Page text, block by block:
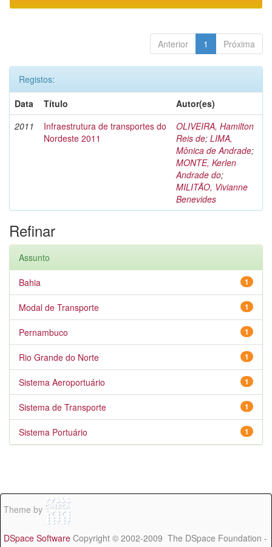
Anterior 1 Próxima
Registos:
Data
Título
Autor(es)
2011
Infraestrutura de transportes do
Nordeste 2011
OLIVEIRA, Hamilton
Reis de; LIMA,
Mônica de Andrade;
MONTE, Kerlen
Andrade do;
MILITÃO, Vivianne
Benevides
Refinar
Assunto
1
Bahia
1
Modal de Transporte
1
Pernambuco
1
Rio Grande do Norte
1
Sistema Aeroportuário
1
Sistema de Transporte
1
Sistema Portuário
Theme by
DSpace Software Copyright © 2002-2009 The DSpace Foundation -